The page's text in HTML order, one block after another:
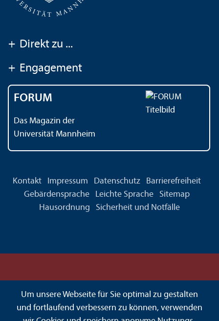
+ Direkt zu ...
+ Engagement
FORUM
Das Magazin der
Universität Mannheim
Kontakt Impressum Datenschutz
Barrierefreiheit
Gebärdensprache
Leichte Sprache
Sitemap
Hausordnung
Sicherheit und Notfälle
Um unsere Webseite für Sie optimal zu gestalten
und fortlaufend verbessern zu können, verwenden